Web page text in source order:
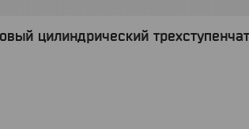
цилиндрический